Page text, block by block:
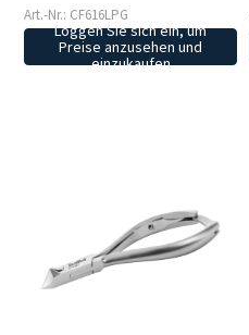
Art.-Nr.: CF616LPG
Loggen Sie sich ein, um
Preise anzusehen und
einzukaufen